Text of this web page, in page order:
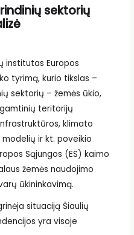
sektorių
institutas Europos
tyrimą, kurio tikslas –
sektorių – žemės ūkio,
teritorijų
klimato
ir kt. poveikio
Sąjungos (ES) kaimo
žemės naudojimo
ūkininkavimą.
situaciją Šiaulių
yra visoje